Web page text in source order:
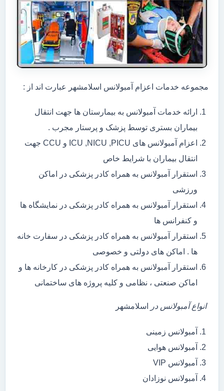
مجموعه خدمات اعزام آمبولانس اسلامشهر عبارت اند از :
ارائه خدمات آمبولانس به بیمارستان ها جهت انتقال
بیماران بستری توسط پزشک و پرستار مجرب .
اعزام آمبولانس های ICU ,NICU ,PICU و CCU جهت
انتقال بیماران با شرایط خاص
استقرار آمبولانس به همراه کادر پزشکی در اماکن
ورزشی
استقرار آمبولانس به همراه کادر پزشکی در نمایشگاه ها
و کنفرانس ها
استقرار آمبولانس به همراه کادر پزشکی در سفارت خانه
ها . اماکن های دولتی و خصوصی
استقرار آمبولانس به همراه کادر پزشکی در کارخانه ها و
اماکن صنعتی ، نظامی و کلیه پروژه های ساختمانی
انواع آمبولانس در اسلامشهر
آمبولانس زمینی
آمبولانس هوایی
آمبولانس VIP
آمبولانس نوزادان